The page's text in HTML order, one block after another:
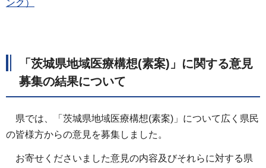
ンク）
「茨城県地域医療構想(素案)」に関する意見
募集の結果について
県では、「茨城県地域医療構想(素案)」について広く県民
の皆様方からの意見を募集しました。
お寄せくださいました意見の内容及びそれらに対する県